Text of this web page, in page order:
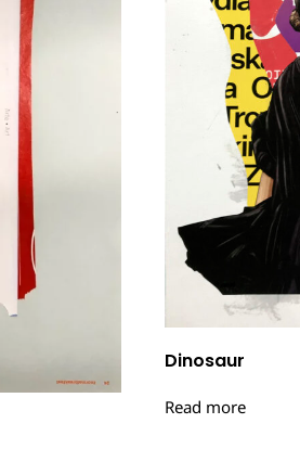
Dinosaur
Read more